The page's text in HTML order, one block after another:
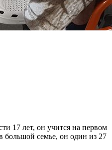
17 лет, он учится на первом
семье, он один из 27